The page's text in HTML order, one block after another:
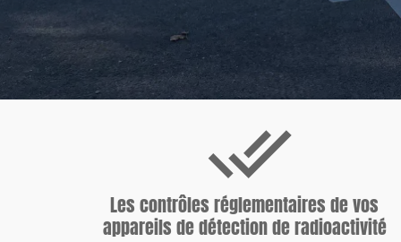
done_all
Les contrôles réglementaires de vos
appareils de détection de radioactivité